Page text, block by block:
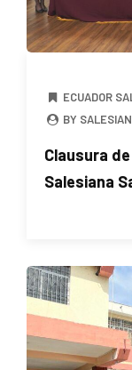
ECUADOR
BY
Clausura
Salesiana